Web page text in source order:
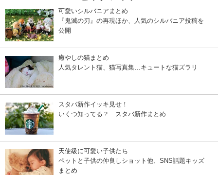
可愛いシルバニアまとめ
『鬼滅の刃』の再現ほか、人気のシルバニア投稿を
公開
癒やしの猫まとめ
人気タレント猫、猫写真集…キュートな猫ズラリ
スタバ新作イッキ見せ！
いくつ知ってる？ スタバ新作まとめ
天使級に可愛い子供たち
ペットと子供の仲良しショット他、SNS話題キッズ
まとめ